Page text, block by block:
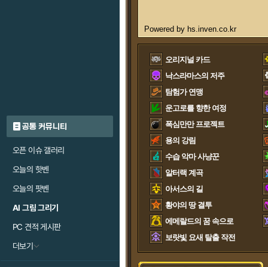
공통 커뮤니티
오픈 이슈 갤러리
오늘의 핫벤
오늘의 팟벤
AI 그림 그리기
PC 견적 게시판
더보기
오리지널 카드
낙스라마스의 저주
탐험가 연맹
운고로를 향한 여정
폭심만만 프로젝트
용의 강림
수습 악마 사냥꾼
알터랙 계곡
아서스의 길
황야의 땅 결투
에메랄드의 꿈 속으로
보랏빛 요새 탈출 작전